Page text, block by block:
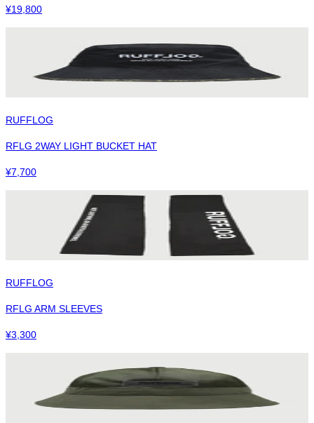
¥19,800
RUFFLOG
RFLG 2WAY LIGHT BUCKET HAT
¥7,700
RUFFLOG
RFLG ARM SLEEVES
¥3,300